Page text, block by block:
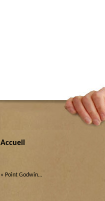
Accueil
« Point Godwin…